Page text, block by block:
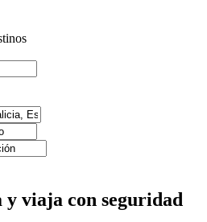
viaja con seguridad